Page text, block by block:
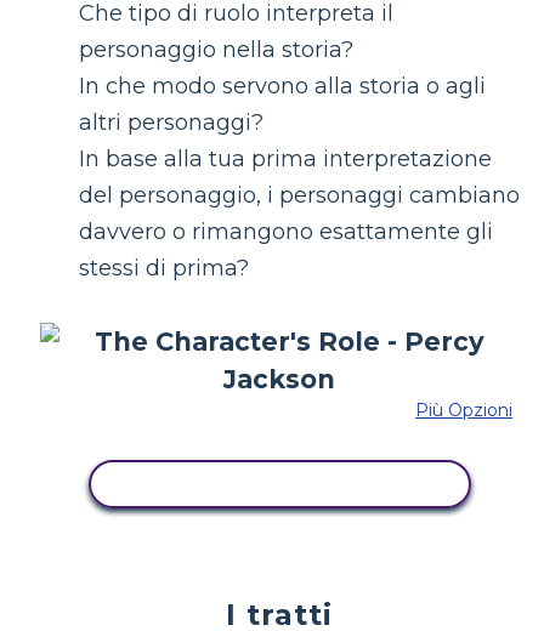
Che tipo di ruolo interpreta il
personaggio nella storia?
In che modo servono alla storia o agli
altri personaggi?
In base alla tua prima interpretazione
del personaggio, i personaggi cambiano
davvero o rimangono esattamente gli
stessi di prima?
Più Opzioni
I tratti